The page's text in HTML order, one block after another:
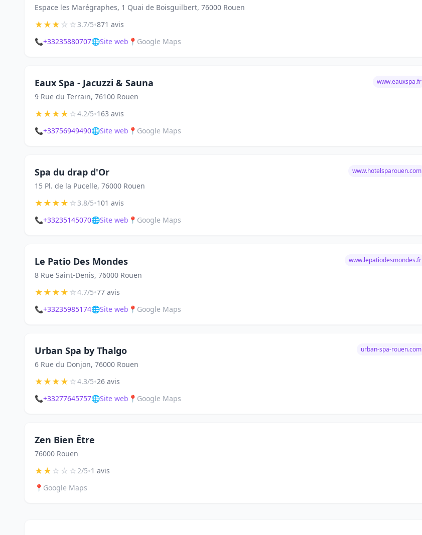
Espace les Marégraphes, 1 Quai de Boisguilbert, 76000 Rouen
★★★☆☆3.7/5•871 avis
📞+33235880707🌐Site web 📍 Google Maps
Eaux Spa - Jacuzzi & Sauna
9 Rue du Terrain, 76100 Rouen
www.eauxspa.fr
★★★★☆4.2/5•163 avis
📞+33756949490🌐Site web 📍 Google Maps
Spa du drap d'Or
15 Pl. de la Pucelle, 76000 Rouen
www.hotelsparouen.com
★★★★☆3.8/5•101 avis
📞+33235145070🌐Site web 📍 Google Maps
Le Patio Des Mondes
8 Rue Saint-Denis, 76000 Rouen
www.lepatiodesmondes.fr
★★★★☆4.7/5•77 avis
📞+33235985174🌐Site web 📍 Google Maps
Urban Spa by Thalgo
6 Rue du Donjon, 76000 Rouen
urban-spa-rouen.com
★★★★☆4.3/5•26 avis
📞+33277645757🌐Site web 📍 Google Maps
Zen Bien Être
76000 Rouen
★★☆☆☆2/5•1 avis
📍 Google Maps